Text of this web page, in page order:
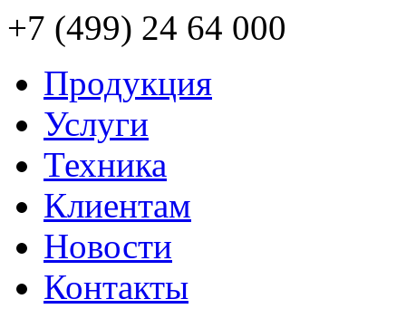
+7 (499) 24 64 000
Продукция
Услуги
Техника
Клиентам
Новости
Контакты